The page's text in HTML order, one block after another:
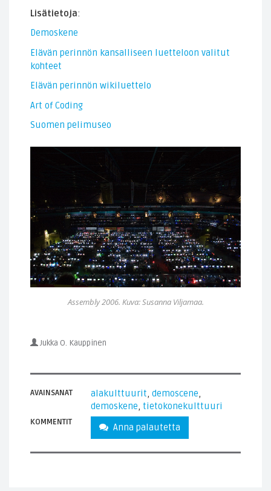
Lisätietoja:
Demoskene
Elävän perinnön kansalliseen luetteloon valitut
kohteet
Elävän perinnön wikiluettelo
Art of Coding
Suomen pelimuseo
Assembly 2006. Kuva: Susanna Viljamaa.
Jukka O. Kauppinen
AVAINSANAT alakulttuurit, demoscene,
demoskene, tietokonekulttuuri
KOMMENTIT Anna palautetta